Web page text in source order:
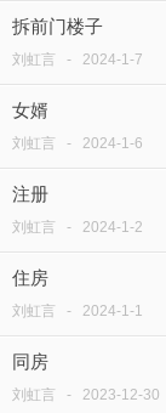
拆前门楼子
刘虹言 - 2024-1-7
女婿
刘虹言 - 2024-1-6
注册
刘虹言 - 2024-1-2
住房
刘虹言 - 2024-1-1
同房
刘虹言 - 2023-12-30